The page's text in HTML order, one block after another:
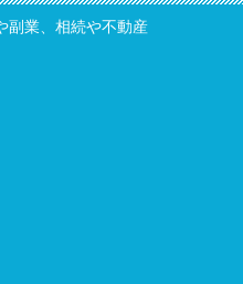
副業、相続や不動産